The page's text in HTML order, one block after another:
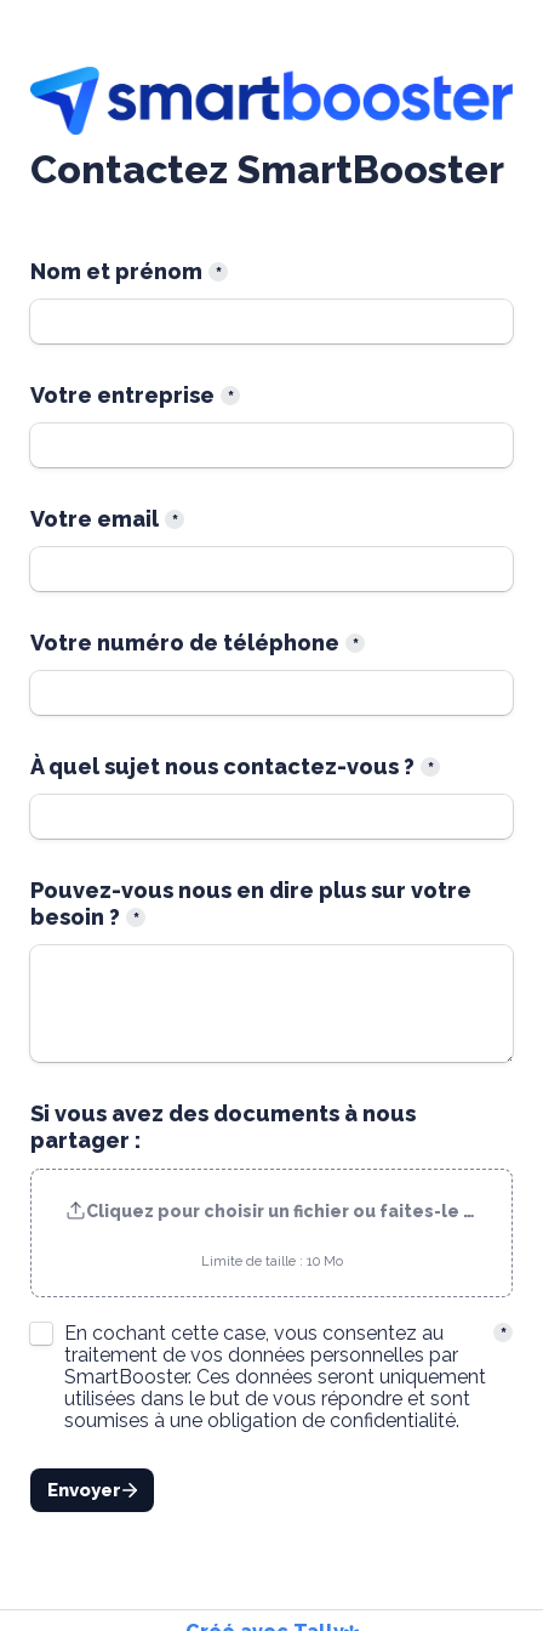
Contactez SmartBooster
Nom et prénom *
Votre entreprise *
Votre email *
Votre numéro de téléphone *
À quel sujet nous contactez-vous ? *
Pouvez-vous nous en dire plus sur votre
besoin ?
*
Si vous avez des documents à nous
partager :
Cliquez pour choisir un fichier ou faites-le glisser
Limite de taille : 10 Mo
Untitled checkboxes field
En cochant cette case, vous consentez au
traitement de vos données personnelles par
SmartBooster. Ces données seront uniquement
utilisées dans le but de vous répondre et sont
soumises à une obligation de confidentialité.
*
Envoyer